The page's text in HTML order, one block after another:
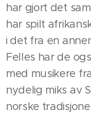
har gjort det
har spilt
i det fra en
Felles har de
med musikere
nydelig miks av
norske